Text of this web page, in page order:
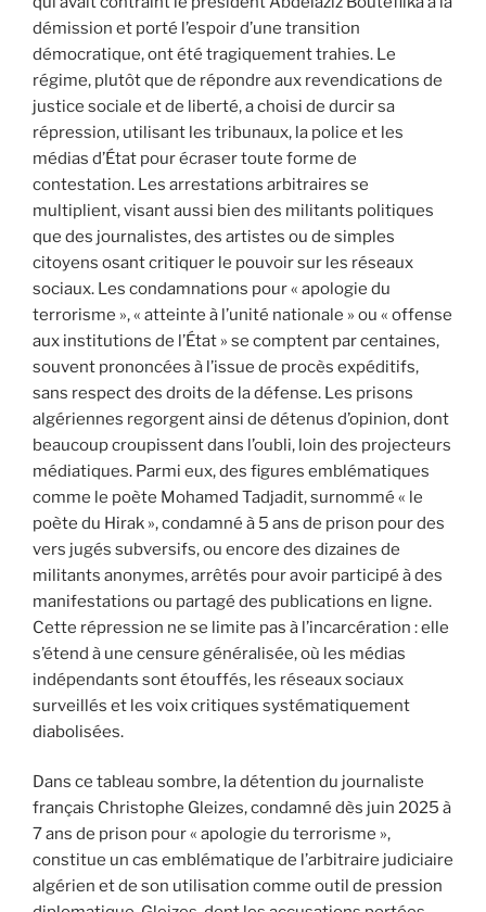
démission et porté l’espoir d’une transition
démocratique, ont été tragiquement trahies. Le
régime, plutôt que de répondre aux revendications de
justice sociale et de liberté, a choisi de durcir sa
répression, utilisant les tribunaux, la police et les
médias d’État pour écraser toute forme de
contestation. Les arrestations arbitraires se
multiplient, visant aussi bien des militants politiques
que des journalistes, des artistes ou de simples
citoyens osant critiquer le pouvoir sur les réseaux
sociaux. Les condamnations pour « apologie du
terrorisme », « atteinte à l’unité nationale » ou « offense
aux institutions de l’État » se comptent par centaines,
souvent prononcées à l’issue de procès expéditifs,
sans respect des droits de la défense. Les prisons
algériennes regorgent ainsi de détenus d’opinion, dont
beaucoup croupissent dans l’oubli, loin des projecteurs
médiatiques. Parmi eux, des figures emblématiques
comme le poète Mohamed Tadjadit, surnommé « le
poète du Hirak », condamné à 5 ans de prison pour des
vers jugés subversifs, ou encore des dizaines de
militants anonymes, arrêtés pour avoir participé à des
manifestations ou partagé des publications en ligne.
Cette répression ne se limite pas à l’incarcération : elle
s’étend à une censure généralisée, où les médias
indépendants sont étouffés, les réseaux sociaux
surveillés et les voix critiques systématiquement
diabolisées.
Dans ce tableau sombre, la détention du journaliste
français Christophe Gleizes, condamné dès juin 2025 à
7 ans de prison pour « apologie du terrorisme »,
constitue un cas emblématique de l’arbitraire judiciaire
algérien et de son utilisation comme outil de pression